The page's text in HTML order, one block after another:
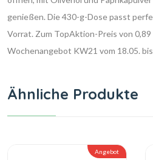
genießen. Die 430-g-Dose passt
Vorrat. Zum TopAktion-Preis von 0,89
Wochenangebot KW21 vom 18.05.
Ähnliche Produkte
Angebot